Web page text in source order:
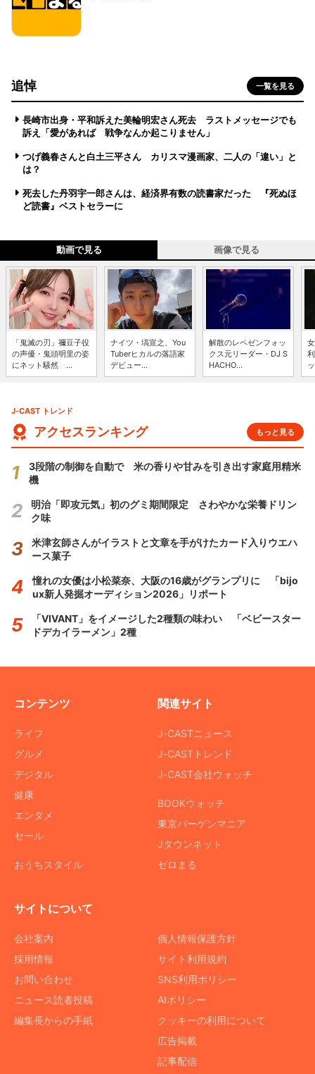
追悼 一覧を見る
長崎市出身・平和訴えた美輪明宏さん死去 ラストメッセージでも
訴え「愛があれば 戦争なんか起こりません」
つげ義春さんと白土三平さん カリスマ漫画家、二人の「違い」と
は？
死去した丹羽宇一郎さんは、経済界有数の読書家だった 『死ぬほ
ど読書』ベストセラーに
動画で見る 画像で見る
「鬼滅の刃」禰豆子役
の声優・鬼頭明里の姿
にネット騒然 ...
ナイツ・塙宣之、You
Tuberヒカルの落語家
デビュー...
解散のレペゼンフォッ
クス元リーダー・DJ S
HACHO...
J-CAST トレンド
アクセスランキング もっと見る
3段階の制御を自動で 米の香りや甘みを引き出す家庭用精米
機
明治「即攻元気」初のグミ期間限定 さわやかな栄養ドリン
ク味
米津玄師さんがイラストと文章を手がけたカード入りウエハ
ース菓子
憧れの女優は小松菜奈、大阪の16歳がグランプリに 「bijo
ux新人発掘オーディション2026」リポート
「VIVANT」をイメージした2種類の味わい 「ベビースター
ドデカイラーメン」2種
コンテンツ
ライフ
グルメ
デジタル
健康
エンタメ
セール
おうちスタイル
関連サイト
J-CASTニュース
J-CASTトレンド
J-CAST会社ウォッチ
BOOKウォッチ
東京バーゲンマニア
Jタウンネット
ゼロまる
サイトについて
会社案内
採用情報
お問い合わせ
ニュース読者投稿
編集長からの手紙
個人情報保護方針
サイト利用規約
SNS利用ポリシー
AIポリシー
クッキーの利用について
広告掲載
記事配信